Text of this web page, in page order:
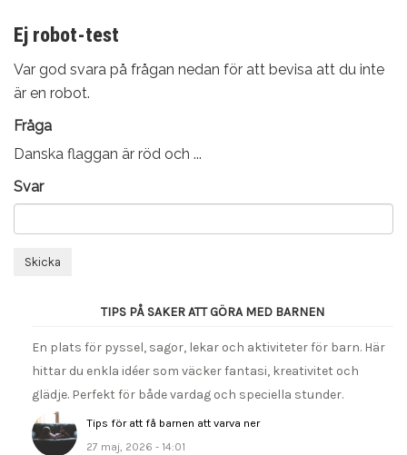
Ej robot-test
Var god svara på frågan nedan för att bevisa att du inte
är en robot.
Fråga
Danska flaggan är röd och ...
Svar
Skicka
TIPS PÅ SAKER ATT GÖRA MED BARNEN
En plats för pyssel, sagor, lekar och aktiviteter för barn. Här
hittar du enkla idéer som väcker fantasi, kreativitet och
glädje. Perfekt för både vardag och speciella stunder.
Tips för att få barnen att varva ner
27 maj, 2026 - 14:01